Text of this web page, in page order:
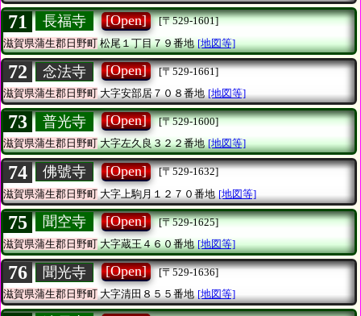
71 長福寺 [Open]
[〒529-1601]
滋賀県蒲生郡日野町松尾１丁目７９番地 [地図等]
72 念法寺 [Open]
[〒529-1661]
滋賀県蒲生郡日野町大字安部居７０８番地 [地図等]
73 普光寺 [Open]
[〒529-1600]
滋賀県蒲生郡日野町大字左久良３２２番地 [地図等]
74 佛號寺 [Open]
[〒529-1632]
滋賀県蒲生郡日野町 大字上駒月１２７０番地 [地図等]
75 聞空寺 [Open]
[〒529-1625]
滋賀県蒲生郡日野町大字蔵王４６０番地 [地図等]
76 聞光寺 [Open]
[〒529-1636]
滋賀県蒲生郡日野町大字清田８５５番地 [地図等]